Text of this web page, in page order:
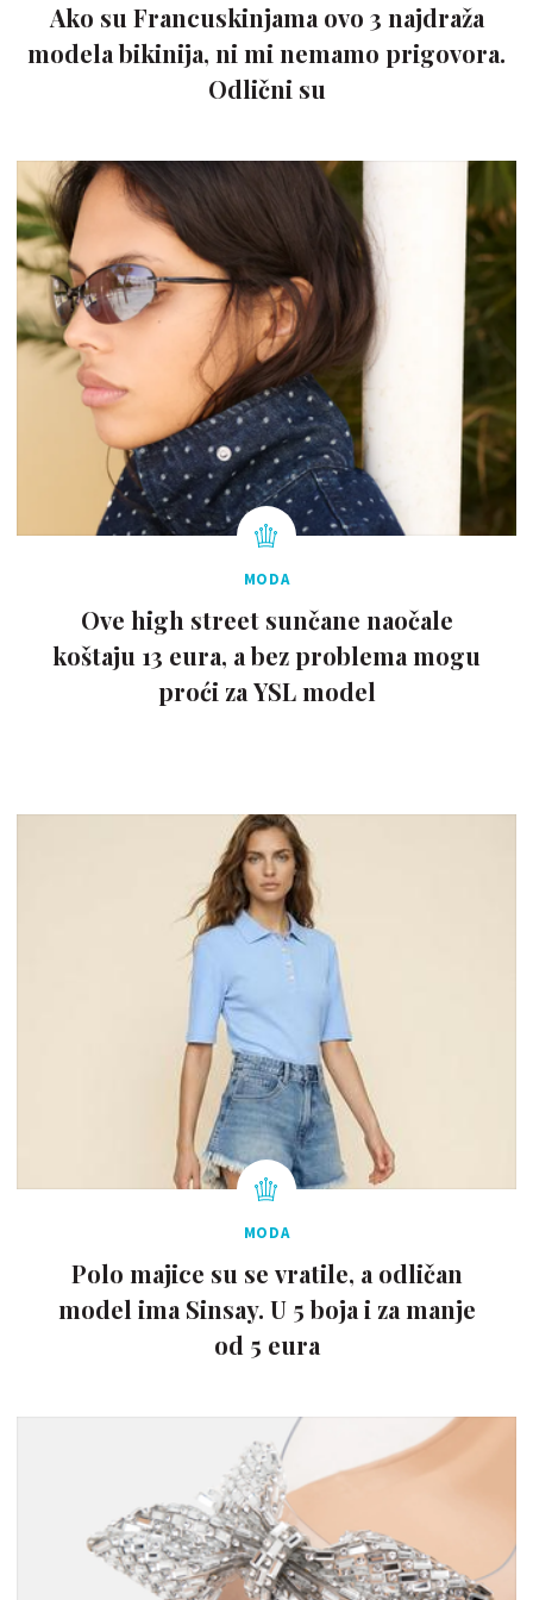
Ako su Francuskinjama ovo 3 najdraža
modela bikinija, ni mi nemamo prigovora.
Odlični su
MODA
Ove high street sunčane naočale
koštaju 13 eura, a bez problema mogu
proći za YSL model
MODA
Polo majice su se vratile, a odličan
model ima Sinsay. U 5 boja i za manje
od 5 eura